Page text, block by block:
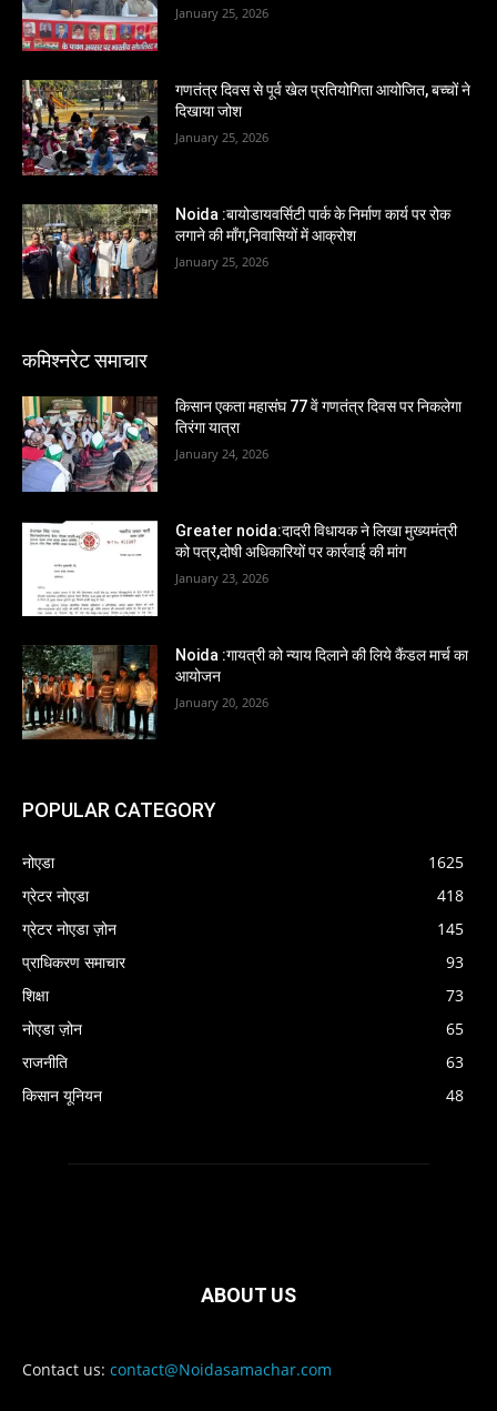
January 25, 2026
गणतंत्र दिवस से पूर्व खेल प्रतियोगिता आयोजित, बच्चों ने
दिखाया जोश
January 25, 2026
Noida :बायोडायवर्सिटी पार्क के निर्माण कार्य पर रोक
लगाने की माँग,निवासियों में आक्रोश
January 25, 2026
कमिश्नरेट समाचार
किसान एकता महासंघ 77 वें गणतंत्र दिवस पर निकलेगा
तिरंगा यात्रा
January 24, 2026
Greater noida:दादरी विधायक ने लिखा मुख्यमंत्री
को पत्र,दोषी अधिकारियों पर कार्रवाई की मांग
January 23, 2026
Noida :गायत्री को न्याय दिलाने की लिये कैंडल मार्च का
आयोजन
January 20, 2026
POPULAR CATEGORY
नोएडा
1625
ग्रेटर नोएडा
418
ग्रेटर नोएडा ज़ोन
145
प्राधिकरण समाचार
93
शिक्षा
73
नोएडा ज़ोन
65
राजनीति
63
किसान यूनियन
48
ABOUT US
Contact us: contact@Noidasamachar.com